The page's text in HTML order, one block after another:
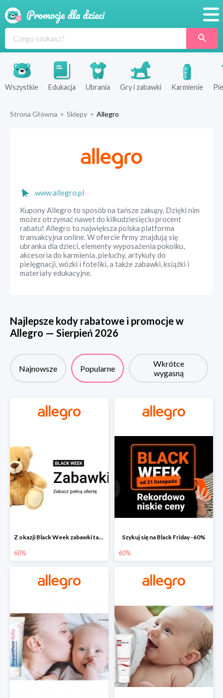
Produkty
Sklepy
Wszystkie Edukacja Ubrania Gry i zabawki Karmienie
Strona Główna > Sklepy > Allegro
www.allegro.pl
Kupony Allegro to sposób na tańsze zakupy. Dzięki nim
możez otrzymać nawet do kilkudziesięciu procent
rabatu! Allegro to największa polska platforma
transakcyjna online. W ofercie firmy znajdują się
ubranka dla dzieci, elementy wyposażenia pokoiku,
akcesoria do karmienia, pieluchy, artykuły do
pielęgnacji, wózki i foteliki, a także zabawki, książki i
materiały edukacyjne.
Najlepsze kody rabatowe i promocje w
Allegro — Sierpień 2026
Najnowsze Popularne
Wkrótce
wygasną
Z okazji Black Week zabawki taniej na allegro.pl
60%
Szykuj się na Black Friday -60%
60%